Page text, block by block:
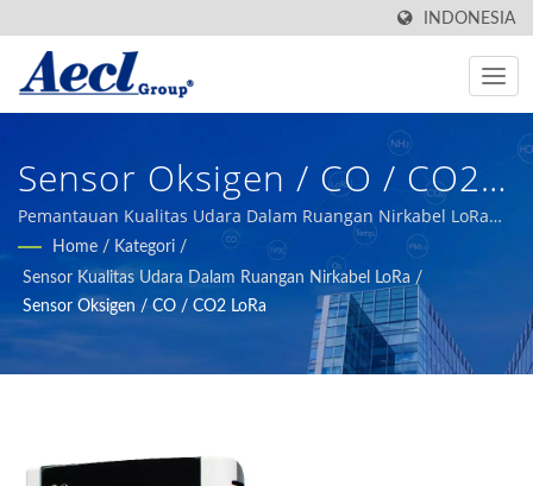
INDONESIA
Sensor Oksigen / CO / CO2
LoRa | Dibuat Di Taiwan
Produsen Transmitter
Kualitas Udara Dalam
Ruangan Sistem BAS & HVAC
Pemantauan Kualitas Udara Dalam Ruangan Nirkabel LoRa
P2P Dinding & SaluranSelama lebih dari 50 tahun, Aecl telah
menjadi produsen yang berpengalaman dan dapat
diandalkan, menyediakan produk sensor berkualitas tinggi
untuk bangunan, otomatisasi industri, pertanian cerdas, dan
Home / Kategori /
Sensor Kualitas Udara Dalam Ruangan Nirkabel LoRa /
Sensor Oksigen / CO / CO2 LoRa